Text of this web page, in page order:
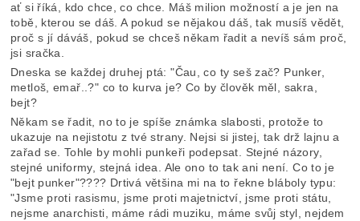
ať si říká, kdo chce, co chce. Máš milion možností a je jen na
tobě, kterou se dáš. A pokud se nějakou dáš, tak musíš vědět,
proč s jí dáváš, pokud se chceš někam řadit a nevíš sám proč,
jsi sračka.
Dneska se každej druhej ptá: "Čau, co ty seš zač? Punker,
metloš, emař..?" co to kurva je? Co by člověk měl, sakra,
bejt?
Někam se řadit, no to je spíše známka slabosti, protože to
ukazuje na nejistotu z tvé strany. Nejsi si jistej, tak drž lajnu a
zařad se. Tohle by mohli punkeři podepsat. Stejné názory,
stejné uniformy, stejná idea. Ale ono to tak ani není. Co to je
"bejt punker"???? Drtivá většina mi na to řekne bláboly typu:
"Jsme proti rasismu, jsme proti majetnictví, jsme proti státu,
nejsme anarchisti, máme rádi muziku, máme svůj styl, nejdem